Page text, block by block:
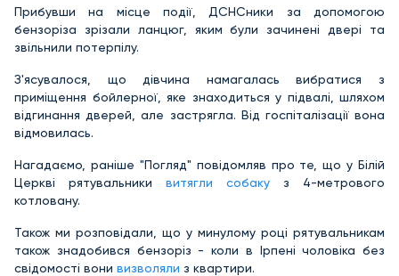
Прибувши на місце події, ДСНСники за допомогою
бензоріза зрізали ланцюг, яким були зачинені двері та
звільнили потерпілу.
З'ясувалося, що дівчина намагалась вибратися з
приміщення бойлерної, яке знаходиться у підвалі, шляхом
відгинання дверей, але застрягла. Від госпіталізації вона
відмовилась.
Нагадаємо, раніше "Погляд" повідомляв про те, що у Білій
Церкві рятувальники витягли собаку з 4-метрового
котловану.
Також ми розповідали, що у минулому році рятувальникам
також знадобився бензоріз - коли в Ірпені чоловіка без
свідомості вони визволяли з квартири.